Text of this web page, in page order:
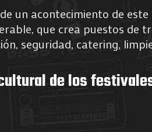
un acontecimiento de
que crea puestos de
seguridad, catering,
de los